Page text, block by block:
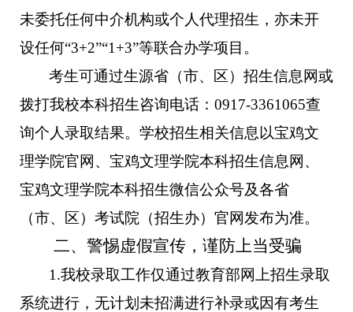
未委托任何中介机构或个人代理招生，亦未开
设任何“3+2”“1+3”等联合办学项目。
考生可通过生源省（市、区）招生信息网或
拨打我校本科招生咨询电话：0917-3361065查
询个人录取结果。学校招生相关信息以宝鸡文
理学院官网、宝鸡文理学院本科招生信息网、
宝鸡文理学院本科招生微信公众号及各省
（市、区）考试院（招生办）官网发布为准。
二、警惕虚假宣传，谨防上当受骗
1.我校录取工作仅通过教育部网上招生录取
系统进行，无计划未招满进行补录或因有考生